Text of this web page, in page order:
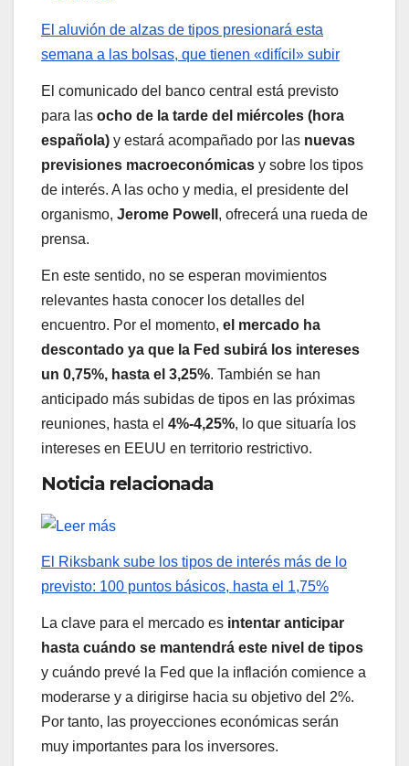
El aluvión de alzas de tipos presionará esta
semana a las bolsas, que tienen «difícil» subir
El comunicado del banco central está previsto
para las ocho de la tarde del miércoles (hora
española) y estará acompañado por las nuevas
previsiones macroeconómicas y sobre los tipos
de interés. A las ocho y media, el presidente del
organismo, Jerome Powell , ofrecerá una rueda de
prensa.
En este sentido, no se esperan movimientos
relevantes hasta conocer los detalles del
encuentro. Por el momento, el mercado ha
descontado ya que la Fed subirá los intereses
un 0,75%, hasta el 3,25%. También se han
anticipado más subidas de tipos en las próximas
reuniones, hasta el 4%-4,25%, lo que situaría los
intereses en EEUU en territorio restrictivo.
Noticia relacionada
El Riksbank sube los tipos de interés más de lo
previsto: 100 puntos básicos, hasta el 1,75%
La clave para el mercado es intentar anticipar
hasta cuándo se mantendrá este nivel de tipos
y cuándo prevé la Fed que la inflación comience a
moderarse y a dirigirse hacia su objetivo del 2%.
Por tanto, las proyecciones económicas serán
muy importantes para los inversores.